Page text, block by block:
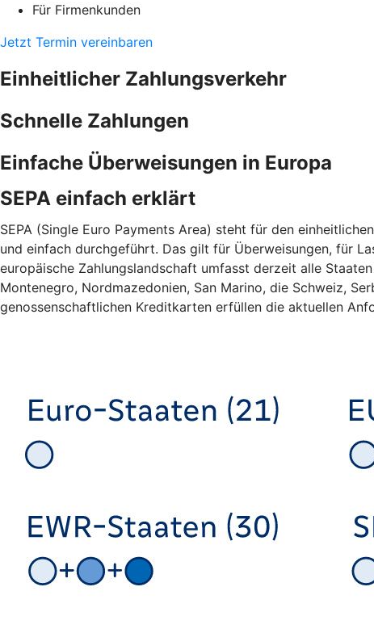
Für Firmenkunden
Jetzt Termin vereinbaren
Einheitlicher Zahlungsverkehr
Schnelle Zahlungen
Einfache Überweisungen in Europa
SEPA einfach erklärt
SEPA (Single Euro Payments Area) steht für den
und einfach durchgeführt. Das gilt für Überweisungen, für
europäische Zahlungslandschaft umfasst derzeit alle
Montenegro, Nordmazedonien, San Marino, die Schweiz,
genossenschaftlichen Kreditkarten erfüllen die aktuellen